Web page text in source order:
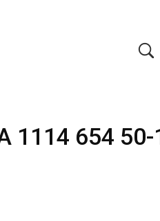
1114 654